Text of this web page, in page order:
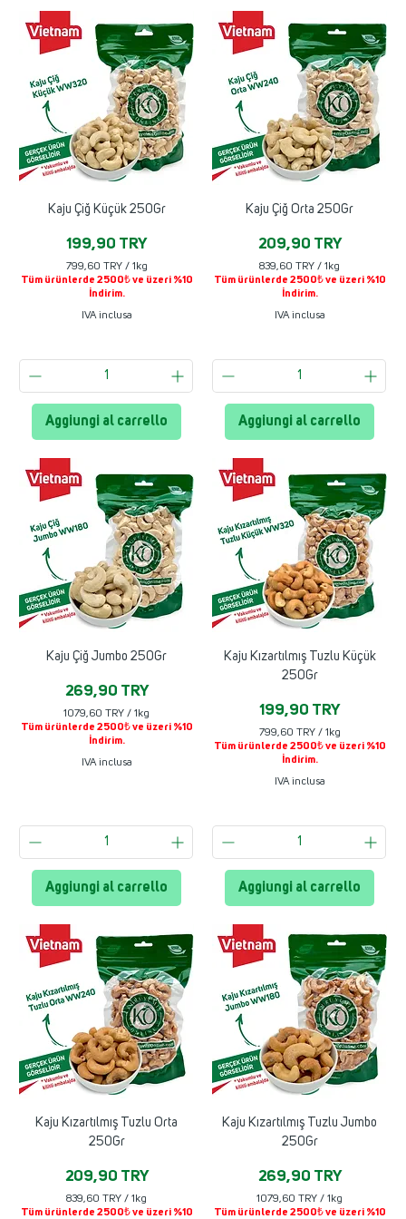
Kaju Çiğ Küçük 250Gr
Prezzo
199,90 TRY
799,60 TRY / 1kg
7
9
T
p
e
C
h
i
l
o
g
r
a
m
m
o
Tüm ürünlerde 2500₺ ve üzeri %10
İndirim.
IVA inclusa
Aggiungi al carrello
Kaju Çiğ Orta 250Gr
Prezzo
209,90 TRY
839,60 TRY / 1kg
8
3
T
p
e
C
h
i
o
g
r
a
m
m
o
Tüm ürünlerde 2500₺ ve üzeri %10
İndirim.
IVA inclusa
Aggiungi al carrello
Kaju Çiğ Jumbo 250Gr
Prezzo
269,90 TRY
1079,60 TRY / 1kg
1
0
T
R
Y
p
C
h
i
l
o
g
r
a
m
m
o
Tüm ürünlerde 2500₺ ve üzeri %10
İndirim.
IVA inclusa
Aggiungi al carrello
Kaju Kızartılmış Tuzlu Küçük
250Gr
Prezzo
199,90 TRY
799,60 TRY / 1kg
7
9
T
p
e
1
C
h
i
l
o
g
r
a
m
m
o
Tüm ürünlerde 2500₺ ve üzeri %10
İndirim.
IVA inclusa
Aggiungi al carrello
Kaju Kızartılmış Tuzlu Orta
250Gr
Prezzo
209,90 TRY
839,60 TRY / 1kg
8
Tüm ürünlerde 2500₺ ve üzeri %10
Kaju Kızartılmış Tuzlu Jumbo
250Gr
Prezzo
269,90 TRY
1079,60 TRY / 1kg
1
Tüm ürünlerde 2500₺ ve üzeri %10